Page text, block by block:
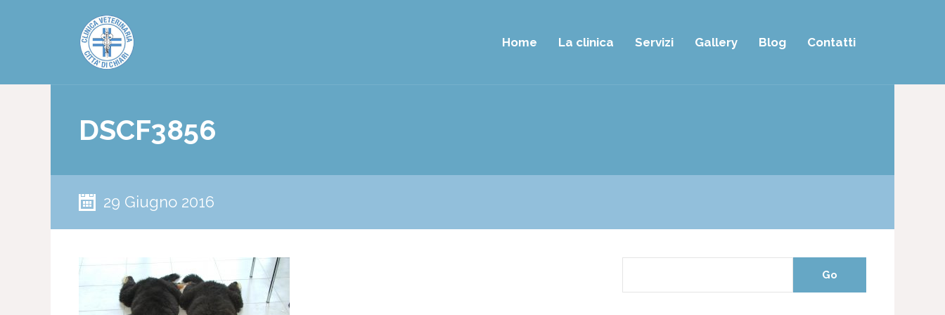
Home La clinica Servizi Gallery Blog Contatti
DSCF3856
29 Giugno 2016